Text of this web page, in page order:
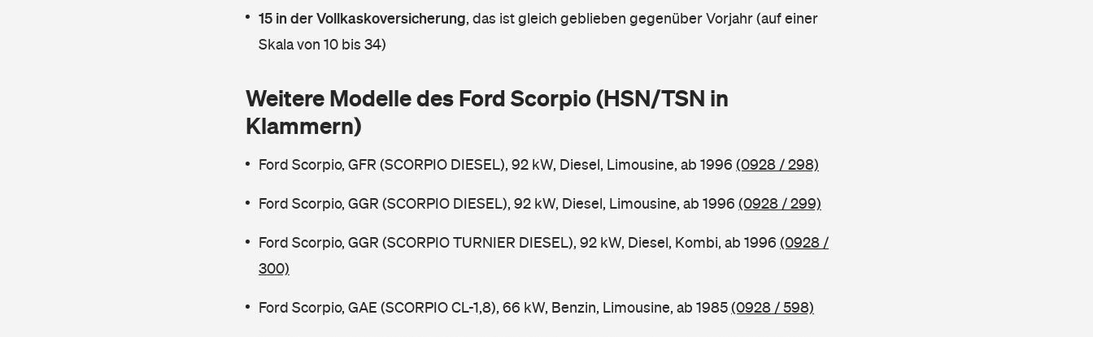
15 in der Vollkaskoversicherung, das ist gleich geblieben gegenüber Vorjahr (auf einer
Skala von 10 bis 34)
Weitere Modelle des Ford Scorpio (HSN/TSN in
Klammern)
Ford Scorpio, GFR (SCORPIO DIESEL), 92 kW, Diesel, Limousine, ab 1996 (0928 / 298)
Ford Scorpio, GGR (SCORPIO DIESEL), 92 kW, Diesel, Limousine, ab 1996 (0928 / 299)
Ford Scorpio, GGR (SCORPIO TURNIER DIESEL), 92 kW, Diesel, Kombi, ab 1996 (0928 /
300)
Ford Scorpio, GAE (SCORPIO CL-1,8), 66 kW, Benzin, Limousine, ab 1985(0928 / 598)